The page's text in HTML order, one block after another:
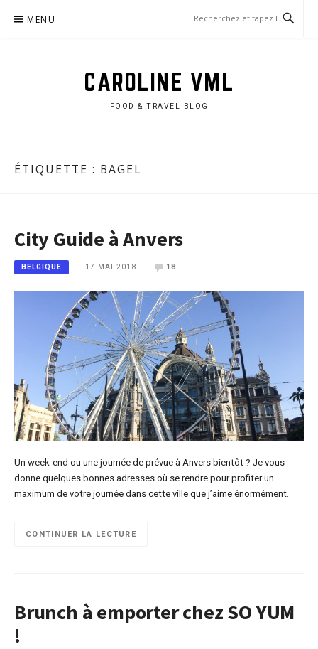
MENU
CAROLINE VML
FOOD & TRAVEL BLOG
ÉTIQUETTE : BAGEL
City Guide à Anvers
BELGIQUE 17 MAI 2018 18
Un week-end ou une journée de prévue à Anvers bientôt ? Je vous
donne quelques bonnes adresses où se rendre pour profiter un
maximum de votre journée dans cette ville que j’aime énormément.
CONTINUER LA LECTURE
Brunch à emporter chez SO YUM
!